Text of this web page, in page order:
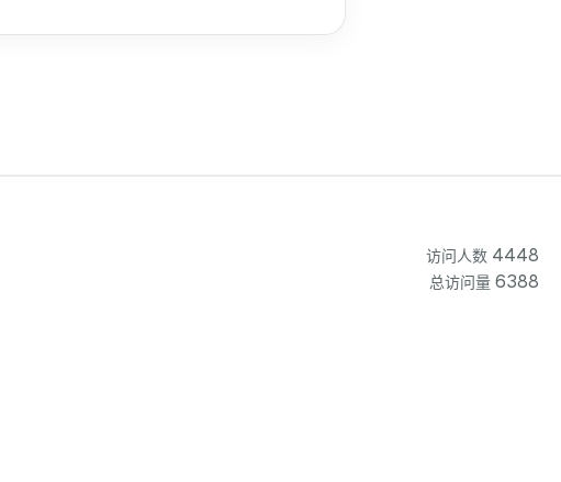
访问人数 4448
总访问量 6388